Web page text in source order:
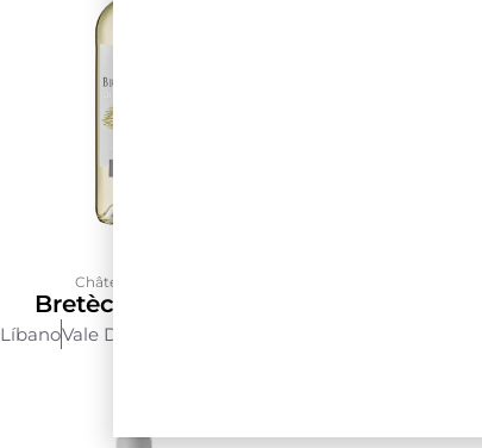
Château Kefraya
Bretèches Blanc
LíbanoVale Do Bekaa